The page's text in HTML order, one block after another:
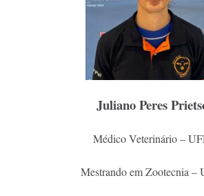
Juliano Peres
Médico Veterinário –
Mestrando em Zootecnia –